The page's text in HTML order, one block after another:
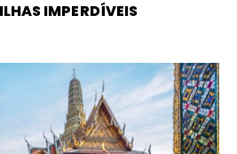
IMPERDÍVEIS